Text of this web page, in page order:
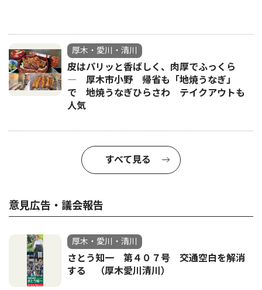
厚木・愛川・清川
皮はパリッと香ばしく、肉厚でふっくら
― 厚木市小野 帰省も「地焼うなぎ」
で 地焼うなぎひらさわ テイクアウトも
人気
すべて見る
意見広告・議会報告
厚木・愛川・清川
さとう知一 第４０７号 交通空白を解消
する （厚木愛川清川）